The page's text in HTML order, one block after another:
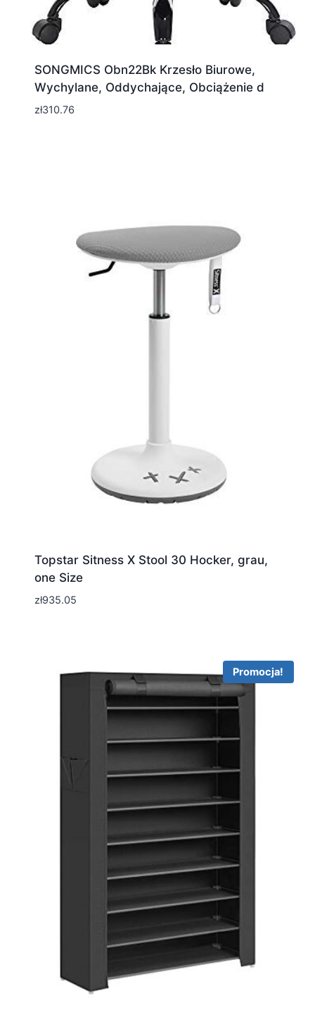
SONGMICS Obn22Bk Krzesło Biurowe,
Wychylane, Oddychające, Obciążenie d
zł310.76
Topstar Sitness X Stool 30 Hocker, grau,
one Size
zł935.05
Promocja!